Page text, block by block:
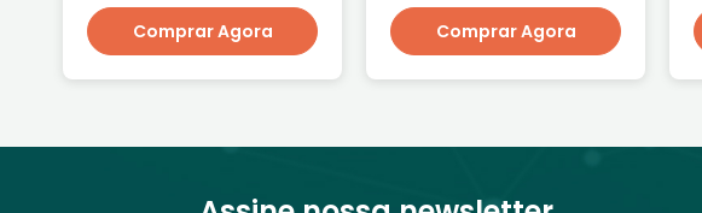
Comprar Agora Comprar Agora